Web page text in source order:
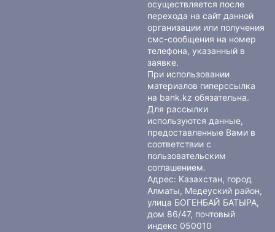
осуществляется после
перехода на сайт данной
организации или получения
смс-сообщения на номер
телефона, указанный в
заявке.
При использовании
материалов гиперссылка
на bank.kz обязательна.
Для рассылки
используются данные,
предоставленные Вами в
соответствии с
пользовательским
соглашением.
Адрес: Казахстан, город
Алматы, Медеуский район,
улица БОГЕНБАЙ БАТЫРА,
дом 86/47, почтовый
индекс 050010